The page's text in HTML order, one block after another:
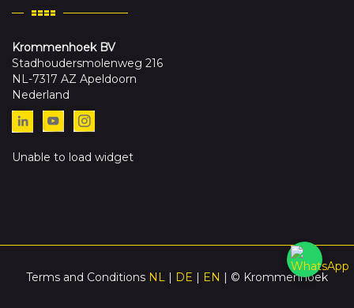
Krommenhoek BV
Stadhoudersmolenweg 216
NL-7317 AZ Apeldoorn
Nederland
Unable to load widget
Terms and Conditions NL | DE | EN | © Krommenhoek